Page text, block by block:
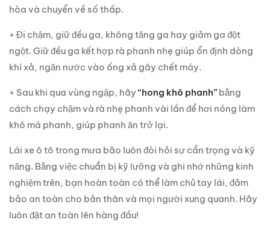
hòa và chuyển về số thấp.
+ Đi chậm, giữ đều ga, không tăng ga hay giảm ga đột
ngột. Giữ đều ga kết hợp rà phanh nhẹ giúp ổn định dòng
khí xả, ngăn nước vào ống xả gây chết máy.
+ Sau khi qua vùng ngập, hãy“hong khô phanh” bằng
cách chạy chậm và rà nhẹ phanh vài lần để hơi nóng làm
khô má phanh, giúp phanh ăn trở lại.
Lái xe ô tô trong mưa bão luôn đòi hỏi sự cẩn trọng và kỹ
năng. Bằng việc chuẩn bị kỹ lưỡng và ghi nhớ những kinh
nghiệm trên, bạn hoàn toàn có thể làm chủ tay lái, đảm
bảo an toàn cho bản thân và mọi người xung quanh. Hãy
luôn đặt an toàn lên hàng đầu!